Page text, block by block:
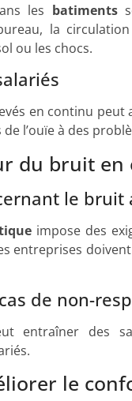
les batiments
la
ou les chocs.
en continu
l’ouïe à des
du bruit en
le bruit
impose des
entreprises
de non-
entraîner des
le